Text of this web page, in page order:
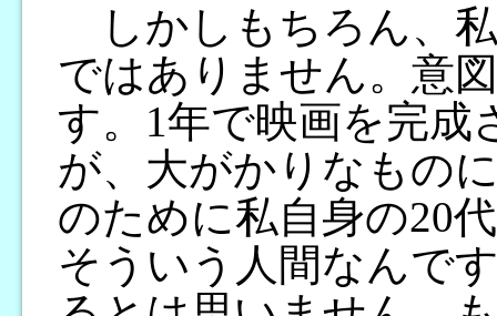
しかしもちろん、私
ではありません。意
す。1年で映画を完成
が、大がかりなもの
のために私自身の20
そういう人間なんで